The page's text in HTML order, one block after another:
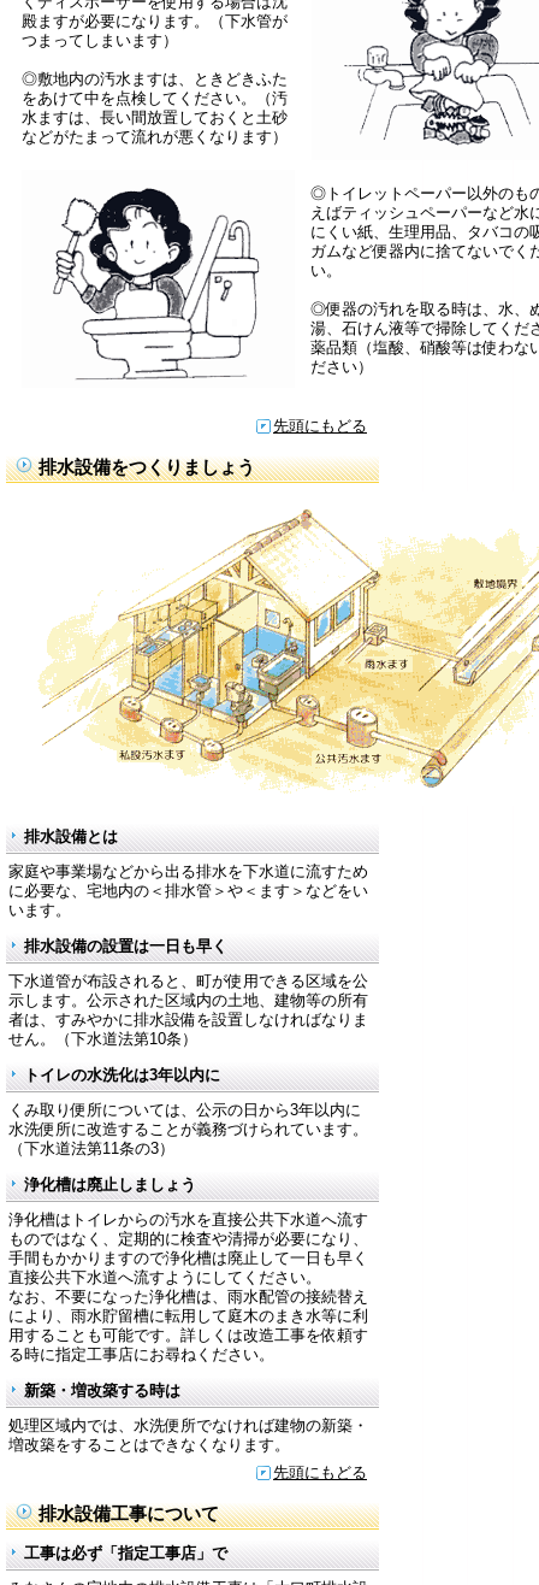
殿ますが必要になります。（下水管が
つまってしまいます）
◎敷地内の汚水ますは、ときどきふた
をあけて中を点検してください。（汚
水ますは、長い間放置しておくと土砂
などがたまって流れが悪くなります）
◎トイレットペーパー以外のも
えばティッシュペーパーなど水
にくい紙、生理用品、タバコの
ガムなど便器内に捨てないでく
い。
◎便器の汚れを取る時は、水、
湯、石けん液等で掃除してくだ
薬品類（塩酸、硝酸等は使わな
ださい）
先頭にもどる
排水設備をつくりましょう
排水設備とは
家庭や事業場などから出る排水を下水道に流すため
に必要な、宅地内の＜排水管＞や＜ます＞などをい
います。
排水設備の設置は一日も早く
下水道管が布設されると、町が使用できる区域を公
示します。公示された区域内の土地、建物等の所有
者は、すみやかに排水設備を設置しなければなりま
せん。（下水道法第10条）
トイレの水洗化は3年以内に
くみ取り便所については、公示の日から3年以内に
水洗便所に改造することが義務づけられています。
（下水道法第11条の3）
浄化槽は廃止しましょう
浄化槽はトイレからの汚水を直接公共下水道へ流す
ものではなく、定期的に検査や清掃が必要になり、
手間もかかりますので浄化槽は廃止して一日も早く
直接公共下水道へ流すようにしてください。
なお、不要になった浄化槽は、雨水配管の接続替え
により、雨水貯留槽に転用して庭木のまき水等に利
用することも可能です。詳しくは改造工事を依頼す
る時に指定工事店にお尋ねください。
新築・増改築する時は
処理区域内では、水洗便所でなければ建物の新築・
増改築をすることはできなくなります。
先頭にもどる
排水設備工事について
工事は必ず「指定工事店」で